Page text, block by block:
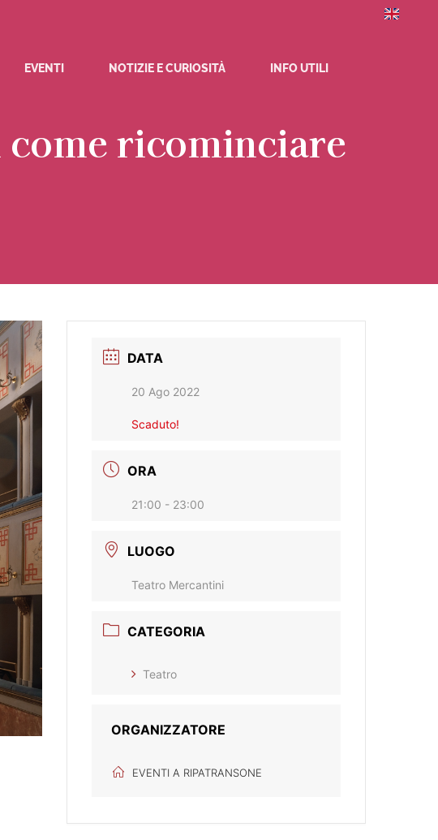
EVENTI NOTIZIE E CURIOSITÀ INFO UTILI
come ricominciare
DATA
20 Ago 2022
Scaduto!
ORA
21:00 - 23:00
LUOGO
Teatro Mercantini
CATEGORIA
Teatro
ORGANIZZATORE
EVENTI A RIPATRANSONE